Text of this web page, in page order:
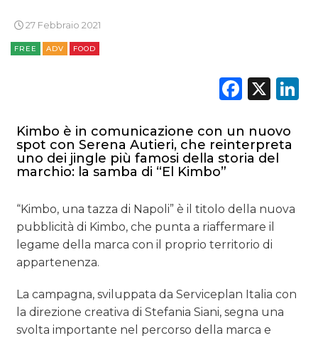
27 Febbraio 2021
FREE ADV FOOD
X
Kimbo è in comunicazione con un nuovo
spot con Serena Autieri, che reinterpreta
uno dei jingle più famosi della storia del
marchio: la samba di “El Kimbo”
“Kimbo, una tazza di Napoli” è il titolo della nuova
pubblicità di Kimbo, che punta a riaffermare il
legame della marca con il proprio territorio di
appartenenza.
La campagna, sviluppata da Serviceplan Italia con
la direzione creativa di Stefania Siani, segna una
svolta importante nel percorso della marca e